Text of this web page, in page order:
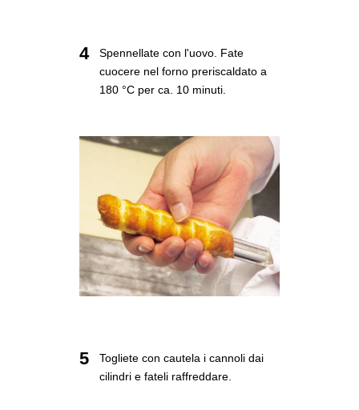
4
Spennellate con l'uovo. Fate
cuocere nel forno preriscaldato a
180 °C per ca. 10 minuti.
5
Togliete con cautela i cannoli dai
cilindri e fateli raffreddare.